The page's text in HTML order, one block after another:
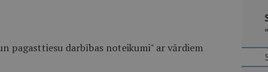
pagasttiesu darbības noteikumi" ar vārdiem